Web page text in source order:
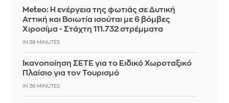
Meteo: Η ενέργεια της φωτιάς σε Δυτική
Αττική και Βοιωτία ισούται με 6 βόμβες
Χιροσίμα - Στάχτη 111.732 στρέμματα
IN 39 MINUTES
Ικανοποίηση ΣΕΤΕ για το Ειδικό Χωροταξικό
Πλαίσιο για τον Τουρισμό
IN 36 MINUTES